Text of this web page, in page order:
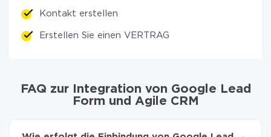
Kontakt erstellen
Erstellen Sie einen VERTRAG
FAQ zur Integration von Google Lead
Form und Agile CRM